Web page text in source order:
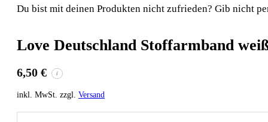
Du bist mit deinen Produkten nicht zufrieden? Gib nicht
Love Deutschland Stoffarmband
6,50 € i
inkl. MwSt. zzgl. Versand